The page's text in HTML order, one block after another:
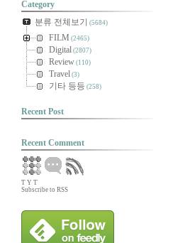
Category
분류 전체보기 (5684)
FILM (2465)
Digital (2807)
Review (110)
Travel (3)
기타 등등 (258)
Recent Post
Recent Comment
T Y T
Subscribe to RSS